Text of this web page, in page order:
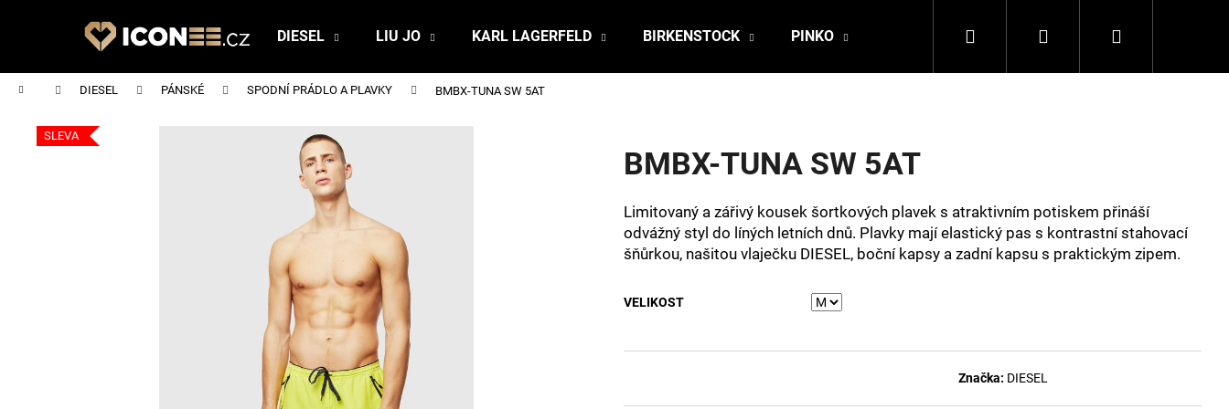
DIESEL LIU JO KARL LAGERFELD BIRKENSTOCK PINKO DALE OF NORWAY LA MARTINA
Hledat PřihlášeníNákupní
Domů DIESEL PÁNSKÉ SPODNÍ PRÁDLO A PLAVKY BMBX-TUNA SW 5AT
BMBX-TUNA SW 5AT
Limitovaný a zářivý kousek šortkových plavek s atraktivním potiskem přináší
odvážný styl do líných letních dnů. Plavky mají elastický pas s kontrastní stahovací
šňůrkou, našitou vlaječku DIESEL, boční kapsy a zadní kapsu s praktickým zipem.
VELIKOST
Značka: DIESEL
SLEVA
Zpět
do
Zpět
do
Co potřebujete najít?
HLEDAT
Následující